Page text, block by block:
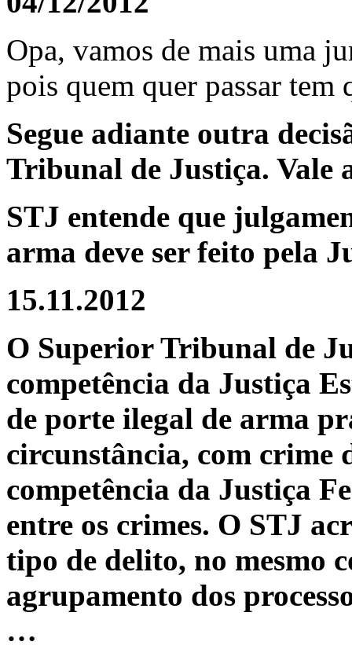
Opa, vamos de mais uma
pois quem quer passar
Segue adiante outra
Tribunal de Justiça. Vale
STJ entende que
arma deve ser feito pela
15.11.2012
O Superior Tribunal de
competência da Justiça
de porte ilegal de arma
circunstância, com crime
competência da Justiça
entre os crimes. O STJ
tipo de delito, no mesmo
agrupamento dos
…